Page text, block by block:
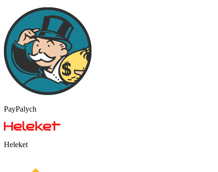
PayPalych
Heleket